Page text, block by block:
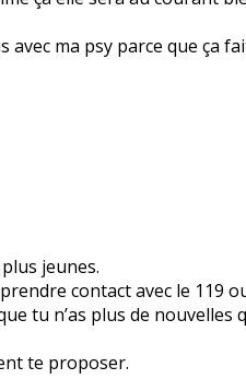
avec ma psy parce que ça
jeunes.
contact avec le 119
tu n’as plus de nouvelles
te proposer.